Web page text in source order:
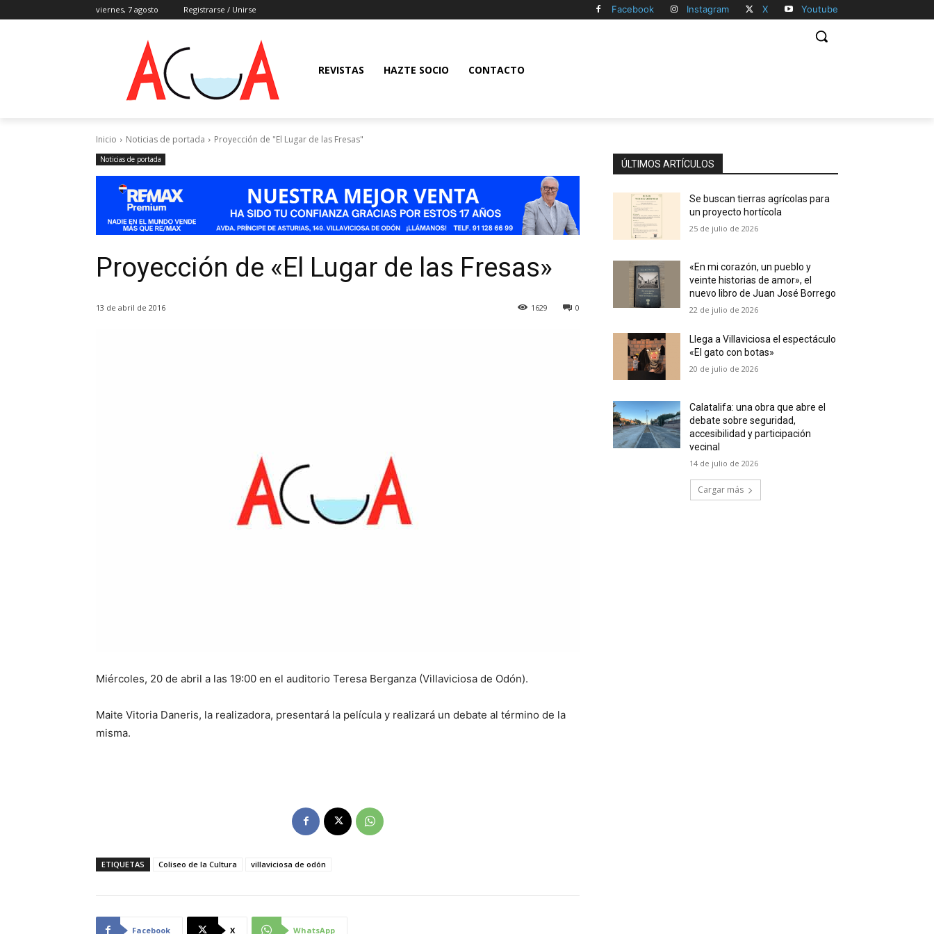
viernes, 7 agosto Registrarse / Unirse Facebook Instagram X Youtube
REVISTAS HAZTE SOCIO CONTACTO
Inicio Noticias de portada Proyección de "El Lugar de las Fresas"
Noticias de portada
Proyección de «El Lugar de las Fresas»
13 de abril de 2016 0
1629
Miércoles, 20 de abril a las 19:00 en el auditorio Teresa Berganza (Villaviciosa de Odón).
Maite Vitoria Daneris, la realizadora, presentará la película y realizará un debate al término de la
misma.
ETIQUETAS Coliseo de la Cultura villaviciosa de odón
Facebook X WhatsApp
ÚLTIMOS ARTÍCULOS
Se buscan tierras agrícolas para
un proyecto hortícola
25 de julio de 2026
«En mi corazón, un pueblo y
veinte historias de amor», el
nuevo libro de Juan José Borrego
22 de julio de 2026
Llega a Villaviciosa el espectáculo
«El gato con botas»
20 de julio de 2026
Calatalifa: una obra que abre el
debate sobre seguridad,
accesibilidad y participación
vecinal
14 de julio de 2026
Cargar más